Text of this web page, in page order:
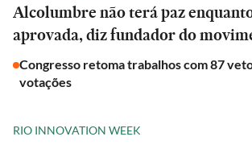
Alcolumbre não terá paz
aprovada, diz fundador do
Congresso retoma trabalhos com 87
votações
RIO INNOVATION WEEK